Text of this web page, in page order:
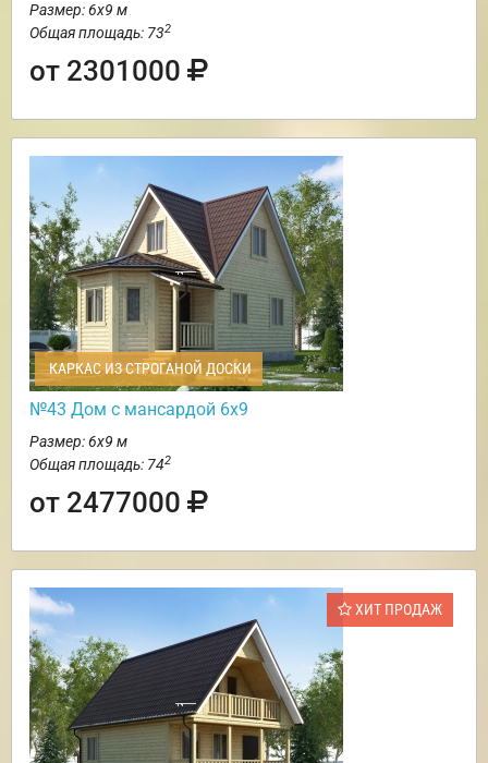
Размер: 6х9 м
Общая площадь: 732
от 2301000
КАРКАС ИЗ СТРОГАНОЙ ДОСКИ
№43 Дом с мансардой 6х9
Размер: 6х9 м
Общая площадь: 742
от 2477000
ХИТ ПРОДАЖ